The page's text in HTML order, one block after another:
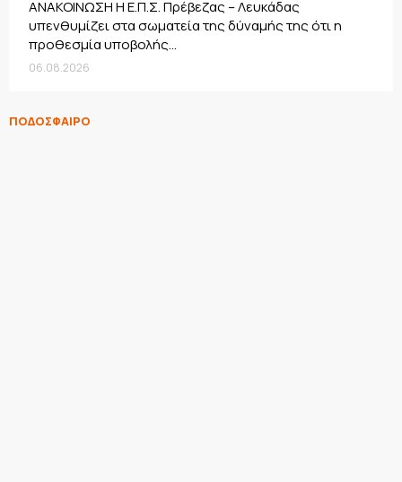
ΑΝΑΚΟΙΝΩΣΗ Η Ε.Π.Σ. Πρέβεζας – Λευκάδας
υπενθυμίζει στα σωματεία της δύναμής της ότι η
προθεσμία υποβολής...
06.08.2026
ΠΟΔΟΣΦΑΙΡΟ